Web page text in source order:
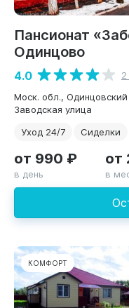
Пансионат
Одинцово
4.0
Моск. обл.,
Заводская улица
Уход 24/7
Сиделки
от 990 ₽
в день
от
в
КОМФОРТ